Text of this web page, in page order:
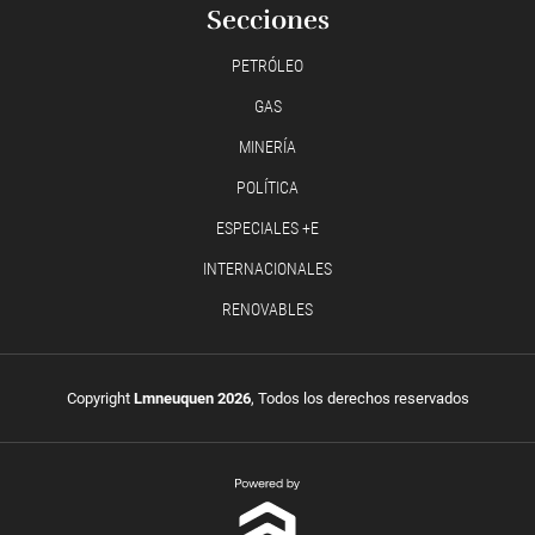
Secciones
PETRÓLEO
GAS
MINERÍA
POLÍTICA
ESPECIALES +E
INTERNACIONALES
RENOVABLES
Copyright Lmneuquen 2026, Todos los derechos reservados